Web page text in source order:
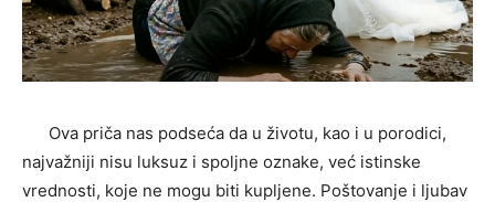
Ova priča nas podseća da u životu, kao i u porodici,
najvažniji nisu luksuz i spoljne oznake, već istinske
vrednosti, koje ne mogu biti kupljene. Poštovanje i ljubav